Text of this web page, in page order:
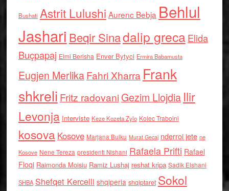
Bushati Astrit Lulushi Aurenc Bebja Behlul
Jashari Beqir Sinadalip grecaElida
Buçpapaj Elmi Berisha Enver Bytyci Ermira Babamusta
Eugjen MerlikaFahri Xharra Frank
shkreli Fritz radovaniGezim Llojdia Ilir
Levonja Interviste Keze Kozeta Zylo Kolec Traboini
kosova Kosove Marjana Bulku Murat Gecaj nderroi jete ne
Kosove Nene Tereza presidenti Nishani Rafaela Prifti Rafael
Floqi Raimonda Moisiu Ramiz Lushaj reshat kripa Sadik Elshani
SHBA Shefqet Kercelli shqiperia shqiptaret Sokol